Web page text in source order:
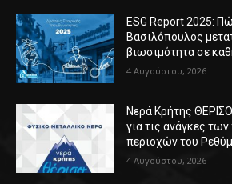
ESG Report 2025:
Βασιλόπουλος
βιωσιμότητα σε
4 Αυγούστου, 2026
Νερά Κρήτης
για τις ανάγκες
περιοχών του
4 Αυγούστου, 2026